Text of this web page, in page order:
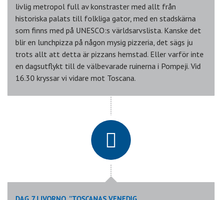
livlig metropol full av konstraster med allt från
historiska palats till folkliga gator, med en stadskärna
som finns med på UNESCO:s världsarvslista. Kanske det
blir en lunchpizza på någon mysig pizzeria, det sägs ju
trots allt att detta är pizzans hemstad. Eller varför inte
en dagsutflykt till de välbevarade ruinerna i Pompeji. Vid
16.30 kryssar vi vidare mot Toscana.